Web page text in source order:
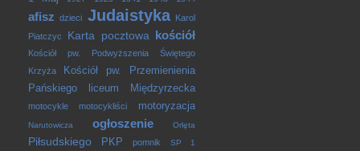
afisz dzieci Judaistyka
Karol
Piatczyc
Karta pocztowa kościół
Kościół pw. Podwyższenia Świętego
Krzyża
Kościół pw. Przemienienia
Pańskiego
liceum Międzyrzecka
motocykle motocykliści motoryzacja
Narutowicza ogłoszenie Orlęta
Piłsudskiego PKP pomnik SP 1